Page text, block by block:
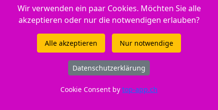
Tintenpatronen abgefüllt. Produktion und Fertigung
entsprechen neusten Erkenntnissen aus Lehre und
gleichziehen können und dies zu immer noch sehr
attraktiven Preisen. Eine echte Alternative zu teuren
Original Produkten oder Billigsttinten.
Füllmenge: 9 ml. Reicht für: 355 Seiten.
Wir verwenden ein paar Cookies. Möchten Sie alle
akzeptieren oder nur die notwendigen erlauben?
Alle akzeptieren Nur notwendige
Datenschutzerklärung
Cookie Consent by top-app.ch